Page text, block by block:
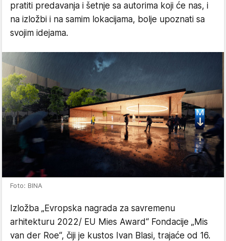
pratiti predavanja i šetnje sa autorima koji će nas, i
na izložbi i na samim lokacijama, bolje upoznati sa
svojim idejama.
Foto: BINA
Izložba „Evropska nagrada za savremenu
arhitekturu 2022/ EU Mies Award“ Fondacije „Mis
van der Roe“, čiji je kustos Ivan Blasi, trajaće od 16.